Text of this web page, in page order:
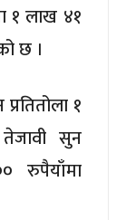
१ लाख ४१
छ ।
१
सुन
रुपैयाँमा